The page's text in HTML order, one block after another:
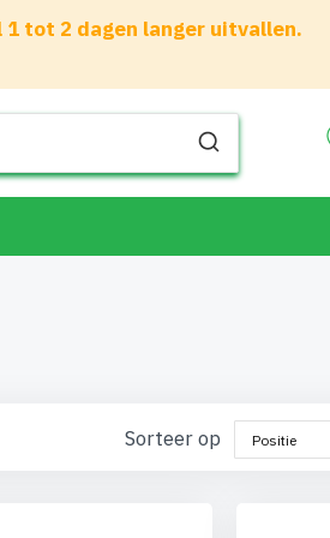
tot 2 dagen langer uitvallen.
Sorteer op